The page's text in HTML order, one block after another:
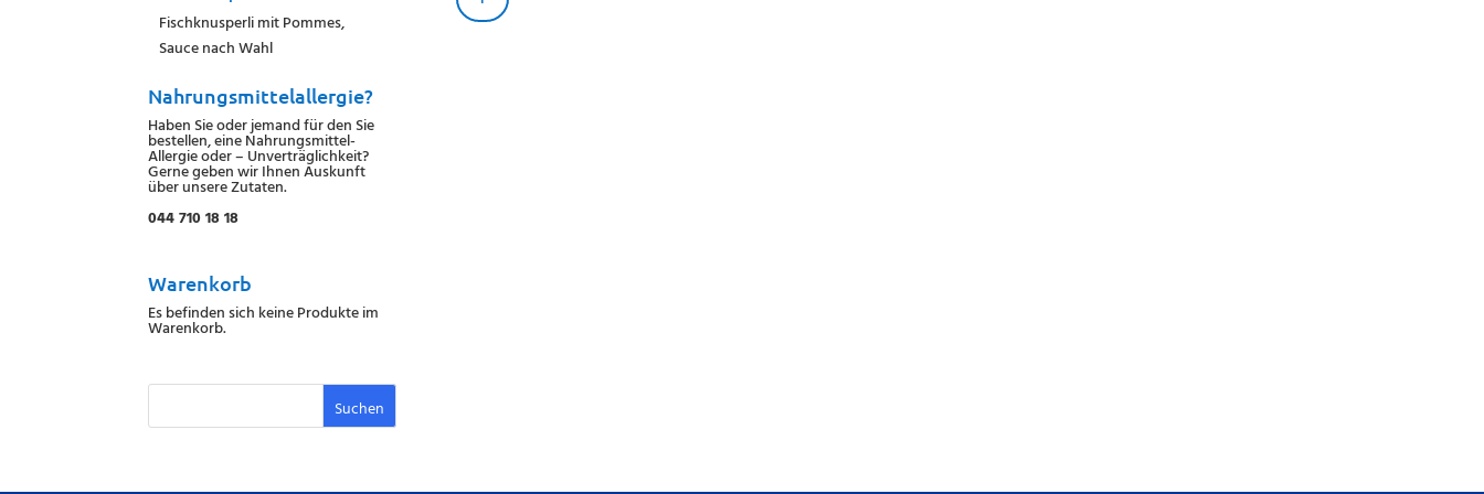
Fischknusperli mit Pommes,
Sauce nach Wahl
Nahrungsmittelallergie?
Haben Sie oder jemand für den Sie
bestellen, eine Nahrungsmittel-
Allergie oder – Unverträglichkeit?
Gerne geben wir Ihnen Auskunft
über unsere Zutaten.
044 710 18 18
Warenkorb
Es befinden sich keine Produkte im
Warenkorb.